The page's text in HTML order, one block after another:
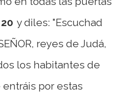
20 y diles: "Escuchad
reyes de Judá,
los habitantes de
por estas